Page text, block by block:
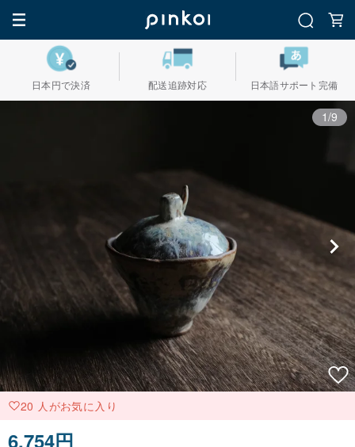
日本円で決済 配送追跡対応 日本語サポート完備
1/9
20 人がお気に入り
6,754円